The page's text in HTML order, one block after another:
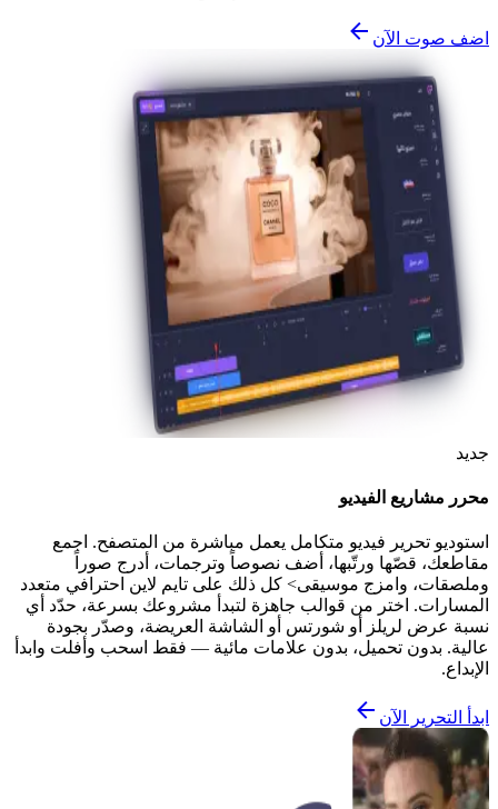
اضف صوت الآن
جديد
محرر مشاريع الفيديو
استوديو تحرير فيديو متكامل يعمل مباشرة من المتصفح. اجمع
مقاطعك، قصّها ورتّبها، أضف نصوصاً وترجمات، أدرج صوراً
وملصقات، وامزج موسيقى> كل ذلك على تايم لاين احترافي متعدد
المسارات. اختر من قوالب جاهزة لتبدأ مشروعك بسرعة، حدّد أي
نسبة عرض لريلز أو شورتس أو الشاشة العريضة، وصدّر بجودة
عالية. بدون تحميل، بدون علامات مائية — فقط اسحب وأفلت وابدأ
الإبداع.
ابدأ التحرير الآن